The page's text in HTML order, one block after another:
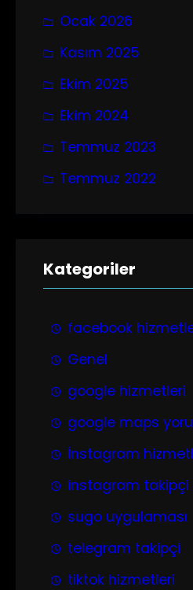
Ocak 2026
Kasım 2025
Ekim 2025
Ekim 2024
Temmuz 2023
Temmuz 2022
Kategoriler
facebook
Genel
google hizmetleri
google maps
İnstagram
instagram takipçi
sugo uygulaması
telegram takipçi
tiktok hizmetleri